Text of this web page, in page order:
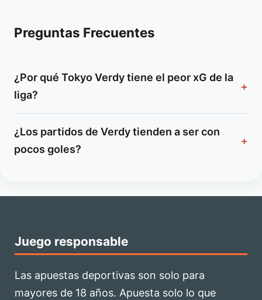
Preguntas Frecuentes
¿Por qué Tokyo Verdy tiene el peor xG de la
liga?
¿Los partidos de Verdy tienden a ser con
pocos goles?
Juego responsable
Las apuestas deportivas son solo para
mayores de 18 años. Apuesta solo lo que